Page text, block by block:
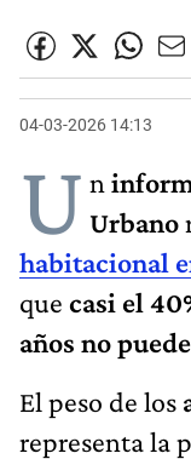
04-03-2026 14:13
U n
Urbano
habitacional
que casi el
años no
El peso de los
representa la